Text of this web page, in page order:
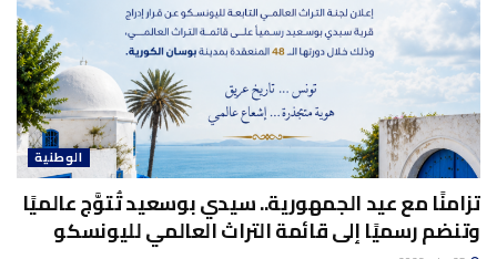
الوطنية
تزامنًا مع عيد الجمهورية.. سيدي بوسعيد تُتوَّج عالميًا
وتنضم رسميًا إلى قائمة التراث العالمي لليونسكو